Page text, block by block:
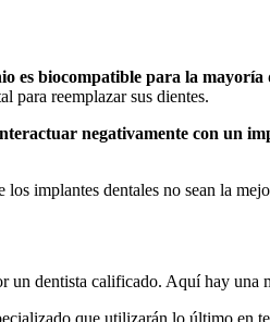
es biocompatible para la mayoría
para reemplazar sus dientes.
negativamente con un
implantes dentales no sean la
dentista calificado. Aquí hay una